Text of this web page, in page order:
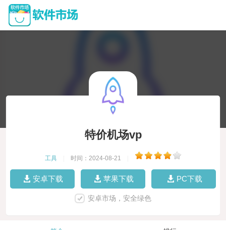
特价机场vp
工具 时间：2024-08-21
安卓下载 苹果下载 PC下载
安卓市场，安全绿色